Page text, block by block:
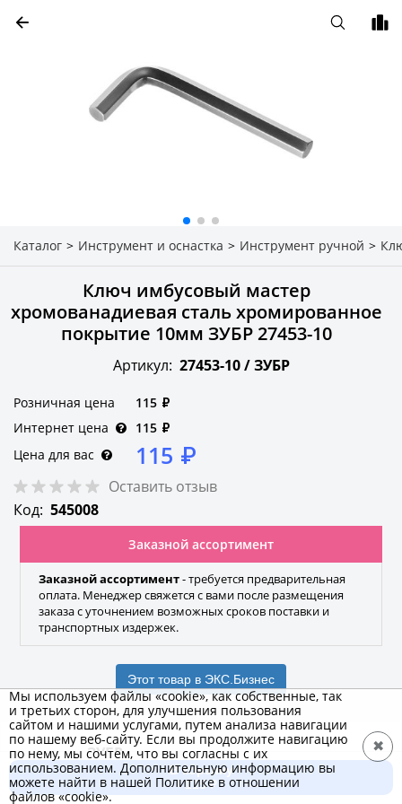
Каталог > Инструмент и оснастка > Инструмент ручной >
Ключ имбусовый мастер
хромованадиевая сталь хромированное
покрытие 10мм ЗУБР 27453-10
Артикул: 27453-10 /ЗУБР
Розничная цена 115 ₽
Интернет цена
115 ₽
Цена для вас
115 ₽
Оставить отзыв
Код: 545008
Заказной ассортимент
Заказной ассортимент- требуется предварительная
оплата. Менеджер свяжется с вами после размещения
заказа с уточнением возможных сроков поставки и
транспортных издержек.
Этот товар в ЭКС.Бизнес
ЗУБР
Бренд
В корзину
115 ₽
Мы используем файлы «cookie», как собственные, так
и третьих сторон, для улучшения пользования
сайтом и нашими услугами, путем анализа навигации
по нашему веб-сайту. Если вы продолжите навигацию
по нему, мы сочтем, что вы согласны с их
использованием. Дополнительную информацию вы
можете найти в нашей Политике в отношении
файлов «cookie».
✖